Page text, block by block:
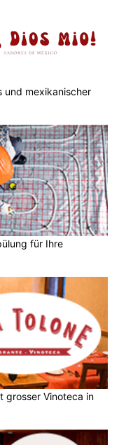
und mexikanischer
für Ihre
grosser Vinoteca in